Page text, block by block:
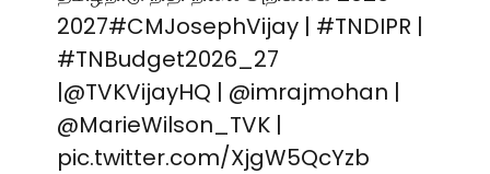
2027#CMJosephVijay | #TNDIPR |
#TNBudget2026_27
|@TVKVijayHQ | @imrajmohan |
@MarieWilson_TVK |
pic.twitter.com/XjgW5QcYzb